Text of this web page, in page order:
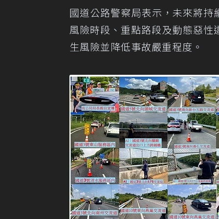
國道公路警察局表示，未來將
風險時段、重點路段及動態惡
生風險並降低事故嚴重程度。